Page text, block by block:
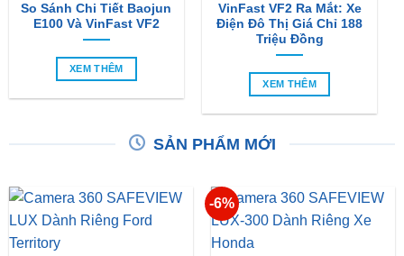
So Sánh Chi Tiết Baojun
E100 Và VinFast VF2
XEM THÊM
VinFast VF2 Ra Mắt: Xe
Điện Đô Thị Giá Chỉ 188
Triệu Đồng
XEM THÊM
SẢN PHẨM MỚI
-6%